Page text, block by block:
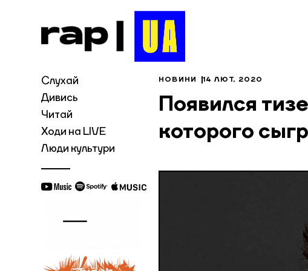
Слухай
Дивись
Читай
Ходи на LIVE
Люди культури
НОВИНИ 14 ЛЮТ, 2020
Появился
которого